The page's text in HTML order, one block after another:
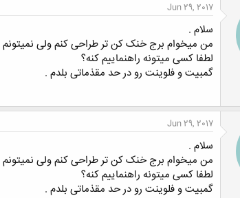
Jun 29, 2017
سلام .
من میخوام برج خنک کن تر طراحی کنم ولی نمیتونم
لطفا کسی میتونه راهنماییم کنه؟
گمبیت و فلوینت رو در حد مقذماتی بلدم .
Jun 29, 2017
سلام .
من میخوام برج خنک کن تر طراحی کنم ولی نمیتونم
لطفا کسی میتونه راهنماییم کنه؟
گمبیت و فلوینت رو در حد مقذماتی بلدم .